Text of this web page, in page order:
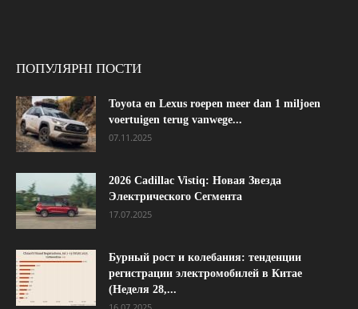
ПОПУЛЯРНІ ПОСТИ
Toyota en Lexus roepen meer dan 1 miljoen
voertuigen terug vanwege...
07.11.2025
2026 Cadillac Vistiq: Новая Звезда
Электрического Сегмента
17.07.2025
Бурный рост и колебания: тенденции
регистрации электромобилей в Китае
(Неделя 28,...